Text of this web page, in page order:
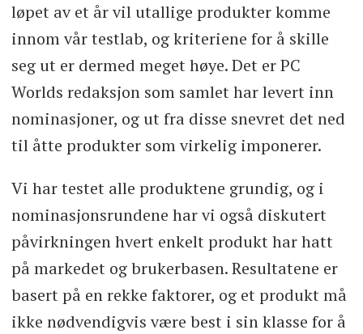
løpet av et år vil utallige produkter komme
innom vår testlab, og kriteriene for å skille
seg ut er dermed meget høye. Det er PC
Worlds redaksjon som samlet har levert inn
nominasjoner, og ut fra disse snevret det ned
til åtte produkter som virkelig imponerer.
Vi har testet alle produktene grundig, og i
nominasjonsrundene har vi også diskutert
påvirkningen hvert enkelt produkt har hatt
på markedet og brukerbasen. Resultatene er
basert på en rekke faktorer, og et produkt må
ikke nødvendigvis være best i sin klasse for å